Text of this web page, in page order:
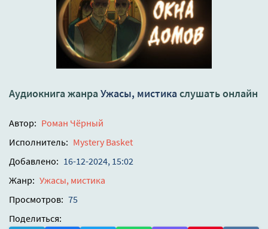
Аудиокнига жанра Ужасы, мистикаслушать онлайн
Автор: Роман Чёрный
Исполнитель: Mystery Basket
Добавлено: 16-12-2024, 15:02
Жанр: Ужасы, мистика
Просмотров: 75
Поделиться: